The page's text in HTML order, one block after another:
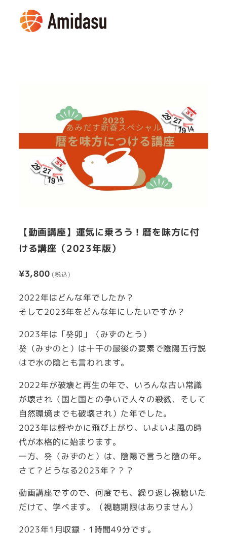
【動画講座】運気に乗ろう！暦を味方に付
ける講座（2023年版）
¥3,800
2022年はどんな年でしたか？
そして2023年をどんな年にしたいですか？
2023年は「癸卯」（みずのとう）
癸（みずのと）は十干の最後の要素で陰陽五行説
はで水の陰とも言われます。
2022年が破壊と再生の年で、いろんな古い常識
が壊され（国と国との争いで人々の殺戮、そして
自然環境までも破壊され）た年でした。
2023年は軽やかに飛び上がり、いよいよ風の時
代が本格的に始まります。
一方、癸（みずのと）は、陰陽で言うと陰の年。
さて？どうなる2023年？？？
動画講座ですので、何度でも、繰り返し視聴いた
だけて、学べます。（視聴期限はありません）
2023年1月収録・1時間49分です。